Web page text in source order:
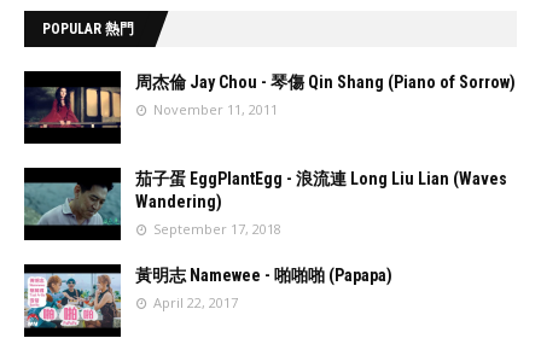
POPULAR 熱門
'data:post.fea
turedImage
resizeImage
100'
周杰倫 Jay Chou - 琴傷 Qin Shang (Piano of Sorrow)
November 11, 2011
'data:post.fea
turedImage
resizeImage
100'
茄子蛋 EggPlantEgg - 浪流連 Long Liu Lian (Waves
Wandering)
September 17, 2018
黃明志 Namewee - 啪啪啪 (Papapa)
April 22, 2017